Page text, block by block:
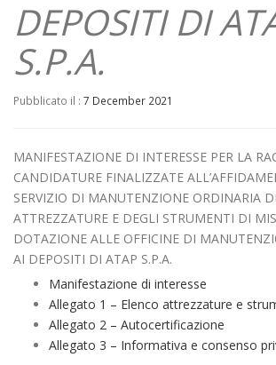
DEPOSITI DI
S.P.A.
Pubblicato il : 7 December 2021
MANIFESTAZIONE DI INTERESSE PER LA
CANDIDATURE FINALIZZATE
SERVIZIO DI MANUTENZIONE ORDINARIA
ATTREZZATURE E DEGLI STRUMENTI DI
DOTAZIONE ALLE OFFICINE DI
AI DEPOSITI DI ATAP S.P.A.
Manifestazione di interesse
Allegato 1 – Elenco attrezzature e
Allegato 2 – Autocertificazione
Allegato 3 – Informativa e consenso